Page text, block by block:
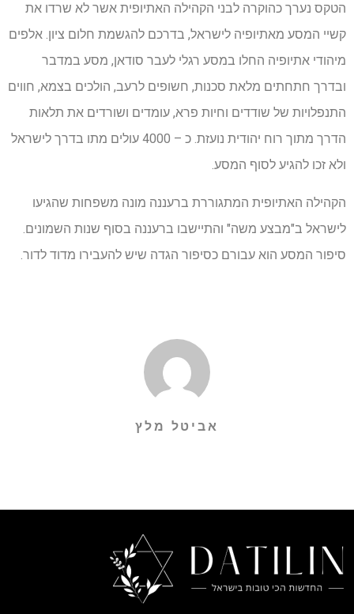
הטקס נערך כהוקרה לבני הקהילה האתיופית אשר לא שרדו את
קשיי המסע מאתיופיה לישראל, בדרכם להגשמת חלום ציון. אלפים
מיהודי אתיופיה החלו במסע רגלי לעבר סודאן, מסע במדבר
ובדרך חתחתים מלאת סכנות, חשופים לרעב, הולכים בצמא, חווים
התנפלויות של שודדים וחיות פרא, עומדים ושורדים את תלאות
הדרך מתוך רוח יהודית נועזת. כ – 4000 עולים מתו בדרך לישראל
ולא זכו להגיע לסוף המסע.
הקהילה האתיופית המתגוררת ברעננה מונה משפחות שהגיעו
לישראל ב"מבצע משה" והתיישבו ברעננה בסוף שנות השמונים.
סיפור המסע הוא עבורם כסיפור הגדה שיש להעבירו מדוד לדור.
אביטל מלץ